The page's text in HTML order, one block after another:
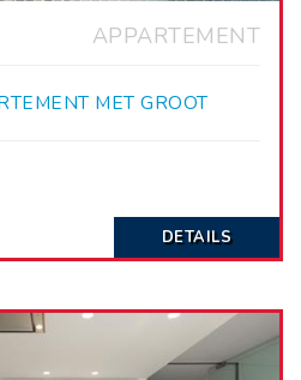
APPARTEMENT
MET GROOT
DETAILS